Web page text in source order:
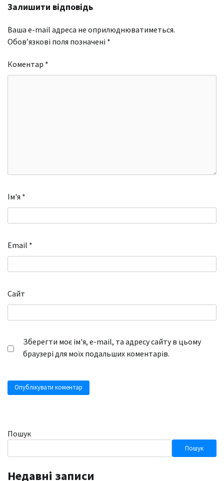
Залишити відповідь
Ваша e-mail адреса не оприлюднюватиметься.
Обов’язкові поля позначені *
Коментар *
Ім'я *
Email *
Сайт
Зберегти моє ім'я, e-mail, та адресу сайту в цьому
браузері для моїх подальших коментарів.
Пошук
Пошук
Недавні записи